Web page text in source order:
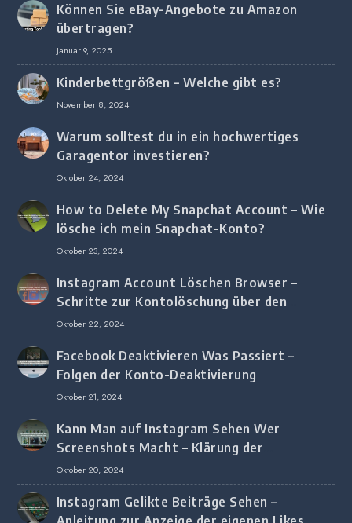
Können Sie eBay-Angebote zu Amazon
übertragen?
Januar 9, 2025
Kinderbettgrößen – Welche gibt es?
November 8, 2024
Warum solltest du in ein hochwertiges
Garagentor investieren?
Oktober 24, 2024
How to Delete My Snapchat Account – Wie
lösche ich mein Snapchat-Konto?
Oktober 23, 2024
Instagram Account Löschen Browser –
Schritte zur Kontolöschung über den
Browser
Oktober 22, 2024
Facebook Deaktivieren Was Passiert –
Folgen der Konto-Deaktivierung
Oktober 21, 2024
Kann Man auf Instagram Sehen Wer
Screenshots Macht – Klärung der
Screenshot-Erkennung
Oktober 20, 2024
Instagram Gelikte Beiträge Sehen –